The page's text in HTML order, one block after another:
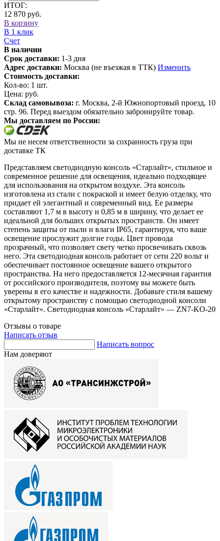
ИТОГ:
12 870 руб.
В корзину
В 1 клик
Счет
В наличии
Срок доставки: 1-3 дня
Адрес доставки: Москва (не въезжая в ТТК) Изменить
Стоимость доставки:
Кол-во: 1 шт.
Цена: руб.
Склад самовывоза: г. Москва, 2-й Южнопортовый проезд, 10
стр. 96. Перед выездом обязательно забронируйте товар.
Мы доставляем по России:
Мы не несем ответственности за сохранность груза при
доставке ТК
Представляем светодиодную консоль «Старлайт», стильное и
современное решение для освещения, идеально подходящее
для использования на открытом воздухе. Эта консоль
изготовлена из стали с покраской и имеет белую отделку, что
придает ей элегантный и современный вид. Ее размеры
составляют 1,7 м в высоту и 0,85 м в ширину, что делает ее
идеальной для больших открытых пространств. Он имеет
степень защиты от пыли и влаги IP65, гарантируя, что ваше
освещение прослужит долгие годы. Цвет провода
прозрачный, что позволяет свету четко просвечивать сквозь
него. Эта светодиодная консоль работает от сети 220 вольт и
обеспечивает постоянное освещение вашего открытого
пространства. На него предоставляется 12-месячная гарантия
от российского производителя, поэтому вы можете быть
уверены в его качестве и надежности. Добавьте стиля вашему
открытому пространству с помощью светодиодной консоли
«Старлайт». Светодиодная консоль «Старлайт» — ZN7-KO-20
Отзывы о товаре
Написать отзыв
Написать вопрос
Нам доверяют